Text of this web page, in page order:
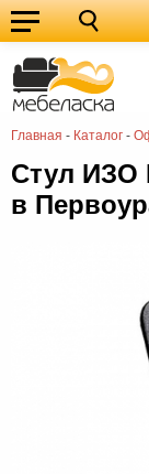
Главная - Каталог -
Кухонные
гарнитуры
Мебель
для
кухни
Мебель
для
спальни
Кровати
Шкафы
Диваны
Стул ИЗО
в